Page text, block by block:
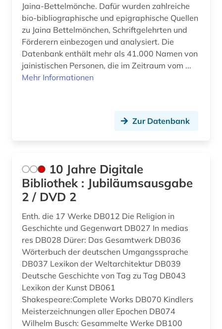
arbeitssoziologie (1)
architektur (4)
archivbestand (3)
archäologie (3)
artek (2)
asean (1)
asiatische studien (1)
asien (3)
asien-pazifik (1)
asienforschung (1)
astronomy and astrophysics (1)
asyl (2)
Luxemburg (1)
Makedonien (4)
Mecklenburg-Vorpommern (4)
Nordamerika (3)
Norwegen (1)
Oesterreich (10)
Osmanisches Reich (2)
Ostasien (3)
Osteuropa (11)
Ostmitteleuropa (7)
Jaina-Bettelmönche. Dafür wurden zahlreiche
bio-bibliographische und epigraphische Quellen
zu Jaina Bettelmönchen, Schriftgelehrten und
Förderern einbezogen und analysiert. Die
Datenbank enthält mehr als 41.000 Namen von
jainistischen Personen, die im Zeitraum vom ...
Mehr Informationen
Zur Datenbank
10 Jahre Digitale
Bibliothek : Jubiläumsausgabe
2 / DVD 2
Enth. die 17 Werke DB012 Die Religion in
Geschichte und Gegenwart DB027 In medias
res DB028 Dürer: Das Gesamtwerk DB036
Wörterbuch der deutschen Umgangssprache
DB037 Lexikon der Weltarchitektur DB039
Deutsche Geschichte von Tag zu Tag DB043
Lexikon der Kunst DB061
Shakespeare:Complete Works DB070 Kindlers
Meisterzeichnungen aller Epochen DB074
Wilhelm Busch: Gesammelte Werke DB100